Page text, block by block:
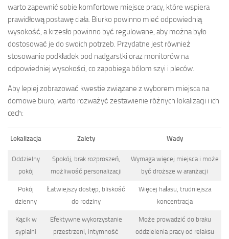
warto zapewnić sobie komfortowe miejsce pracy, które wspiera
prawidłową postawę ciała. Biurko powinno mieć odpowiednią
wysokość, a krzesło powinno być regulowane, aby można było
dostosować je do swoich potrzeb. Przydatne jest również
stosowanie podkładek pod nadgarstki oraz monitorów na
odpowiedniej wysokości, co zapobiega bólom szyi i pleców.
Aby lepiej zobrazować kwestie związane z wyborem miejsca na
domowe biuro, warto rozważyć zestawienie różnych lokalizacji i ich
cech:
Lokalizacja Zalety Wady
Oddzielny
pokój
Spokój, brak rozproszeń,
możliwość personalizacji
Wymaga więcej miejsca i może
być droższe w aranżacji
Pokój
dzienny
Łatwiejszy dostęp, bliskość
do rodziny
Więcej hałasu, trudniejsza
koncentracja
Kącik w
sypialni
Efektywne wykorzystanie
przestrzeni, intymność
Może prowadzić do braku
oddzielenia pracy od relaksu